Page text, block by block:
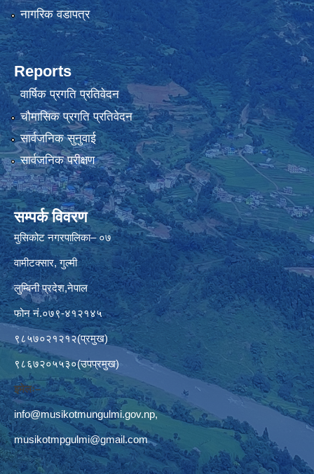
नागरिक वडापत्र
Reports
वार्षिक प्रगति प्रतिवेदन
चौमासिक प्रगति प्रतिवेदन
सार्वजनिक सुनुवाई
सार्वजनिक परीक्षण
सम्पर्क विवरण
मुसिकोट नगरपालिका– ०७
वामीटक्सार, गुल्मी
लुम्बिनी प्रदेश,नेपाल
फोन नं.०७९-४१२१४५
९८५७०२१२१२(प्रमुख)
९८६७२०५५३०(उपप्रमुख)
इमेलः–
info@musikotmungulmi.gov.np,
musikotmpgulmi@gmail.com